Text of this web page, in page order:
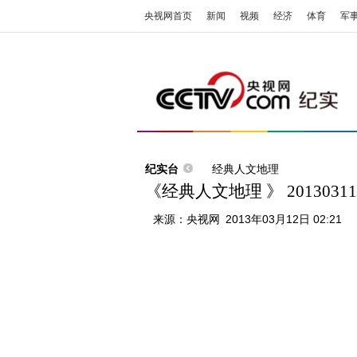
央视网首页 新闻 视频 经济 体育 军
纪实台 经典人文地理
《经典人文地理 》
来源： 央视网 2013年03月12日 02:21